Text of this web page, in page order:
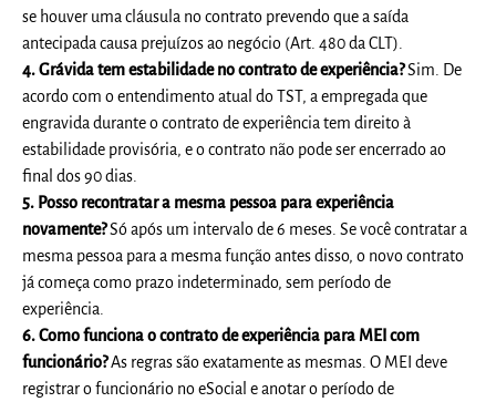
se houver uma cláusula no contrato prevendo que a saída
antecipada causa prejuízos ao negócio (Art. 480 da CLT).
4. Grávida tem estabilidade no contrato de experiência?Sim. De
acordo com o entendimento atual do TST, a empregada que
engravida durante o contrato de experiência tem direito à
estabilidade provisória, e o contrato não pode ser encerrado ao
final dos 90 dias.
5. Posso recontratar a mesma pessoa para experiência
novamente?Só após um intervalo de 6 meses. Se você contratar a
mesma pessoa para a mesma função antes disso, o novo contrato
já começa como prazo indeterminado, sem período de
experiência.
6. Como funciona o contrato de experiência para MEI com
funcionário?As regras são exatamente as mesmas. O MEI deve
registrar o funcionário no eSocial e anotar o período de